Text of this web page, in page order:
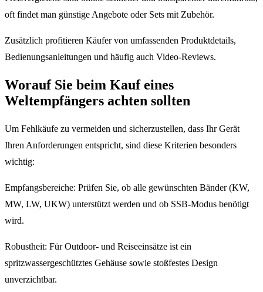
oft findet man günstige Angebote oder Sets mit Zubehör.
Zusätzlich profitieren Käufer von umfassenden Produktdetails,
Bedienungsanleitungen und häufig auch Video-Reviews.
Worauf Sie beim Kauf eines
Weltempfängers achten sollten
Um Fehlkäufe zu vermeiden und sicherzustellen, dass Ihr Gerät
Ihren Anforderungen entspricht, sind diese Kriterien besonders
wichtig:
Empfangsbereiche: Prüfen Sie, ob alle gewünschten Bänder (KW,
MW, LW, UKW) unterstützt werden und ob SSB-Modus benötigt
wird.
Robustheit: Für Outdoor- und Reiseeinsätze ist ein
spritzwassergeschütztes Gehäuse sowie stoßfestes Design
unverzichtbar.